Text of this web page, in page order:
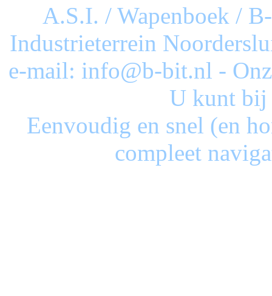
A.S.I. / Wapenboek /
Industrieterrein
e-mail: info@b-bit.nl -
U kunt bij
Eenvoudig en snel (en
compleet